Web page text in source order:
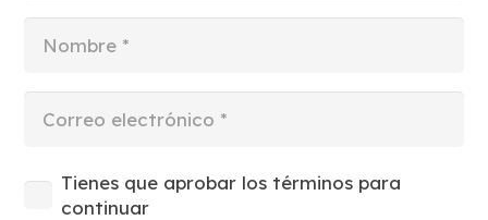
Tienes que aprobar los términos para
continuar